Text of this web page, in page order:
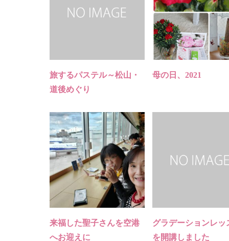
旅するパステル～松山・
道後めぐり
母の日、2021
来福した聖子さんを空港
へお迎えに
グラデーションレッ
を開講しました